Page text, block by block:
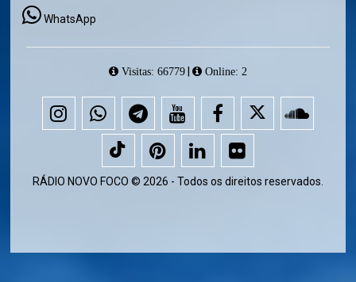
WhatsApp
Visitas: 66779| Online: 2
RÁDIO NOVO FOCO © 2026 - Todos os direitos reservados.